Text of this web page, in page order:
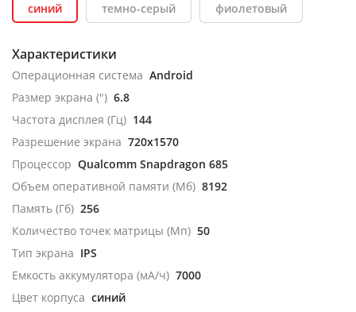
синий темно-серый фиолетовый
Характеристики
Операционная система Android
Размер экрана (") 6.8
Частота дисплея (Гц) 144
Разрешение экрана 720x1570
Процессор Qualcomm Snapdragon 685
Объем оперативной памяти (Мб) 8192
Память (Гб) 256
Количество точек матрицы (Мп) 50
Тип экрана IPS
Емкость аккумулятора (мА/ч) 7000
Цвет корпуса синий